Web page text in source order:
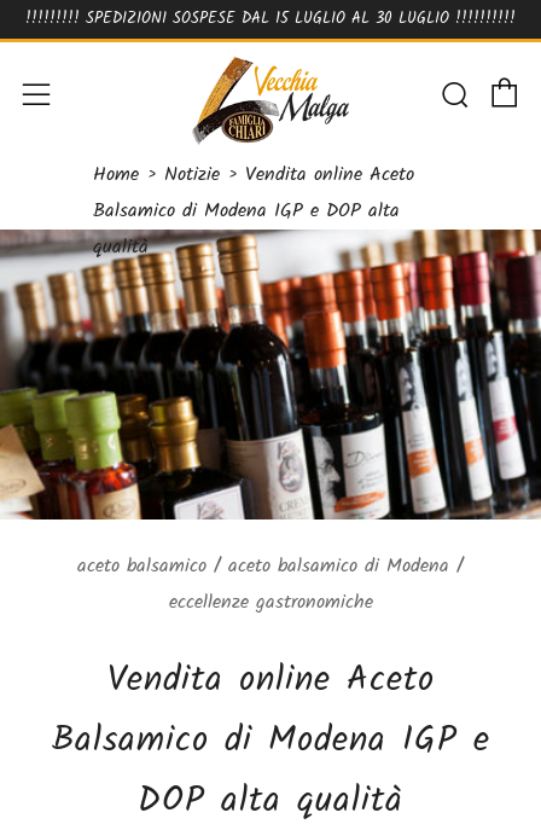
!!!!!!!!! SPEDIZIONI SOSPESE DAL 15 LUGLIO AL 30 LUGLIO !!!!!!!!!!
Menu
Home › Notizie › Vendita online Aceto
Balsamico di Modena IGP e DOP alta
qualità
aceto balsamico / aceto balsamico di Modena /
eccellenze gastronomiche
Vendita online Aceto
Balsamico di Modena IGP e
DOP alta qualità